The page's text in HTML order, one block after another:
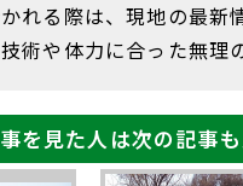
れる際は、現地の最新
術や体力に合った無理
を見た人は次の記事